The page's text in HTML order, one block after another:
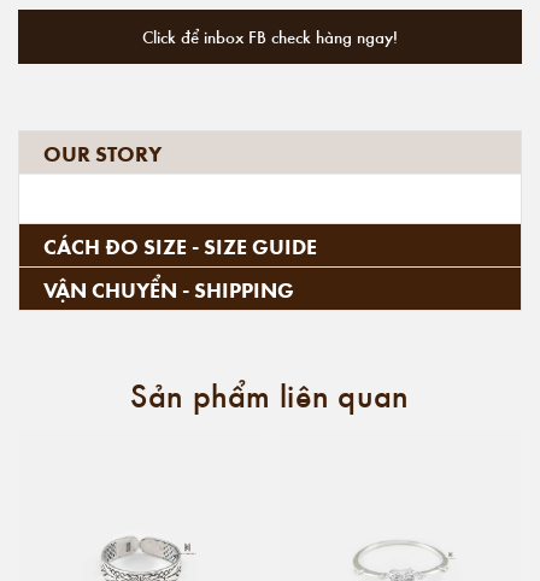
Click để inbox FB check hàng ngay!
OUR STORY
CÁCH ĐO SIZE - SIZE GUIDE
VẬN CHUYỂN - SHIPPING
Sản phẩm liên quan